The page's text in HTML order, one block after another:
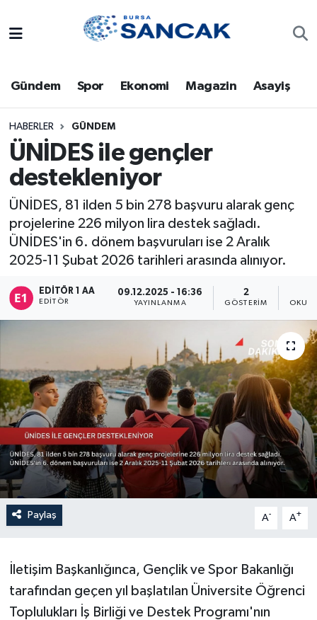
Gündem Spor Ekonomi Magazin Asayiş
HABERLER GÜNDEM
ÜNİDES ile gençler
destekleniyor
ÜNİDES, 81 ilden 5 bin 278 başvuru alarak genç
projelerine 226 milyon lira destek sağladı.
ÜNİDES'in 6. dönem başvuruları ise 2 Aralık
2025-11 Şubat 2026 tarihleri arasında alınıyor.
EDITÖR 1 AA
EDITÖR
09.12.2025 - 16:36
YAYINLANMA
2
GÖSTERIM
Paylaş A- A+
İletişim Başkanlığınca, Gençlik ve Spor Bakanlığı
tarafından geçen yıl başlatılan Üniversite Öğrenci
Toplulukları İş Birliği ve Destek Programı'nın
Bursa
Dünya
Eğitim
Ekonomi
Genel
Gündem
Magazin
Siyaset
Spor
Türkiye
Trafik Durumu
Süper Lig Puan Durumu ve Fikstür
Tüm Manşetler
Son Dakika Haberleri
Haber Arşivi